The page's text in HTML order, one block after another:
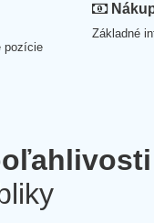
pozície
Základné